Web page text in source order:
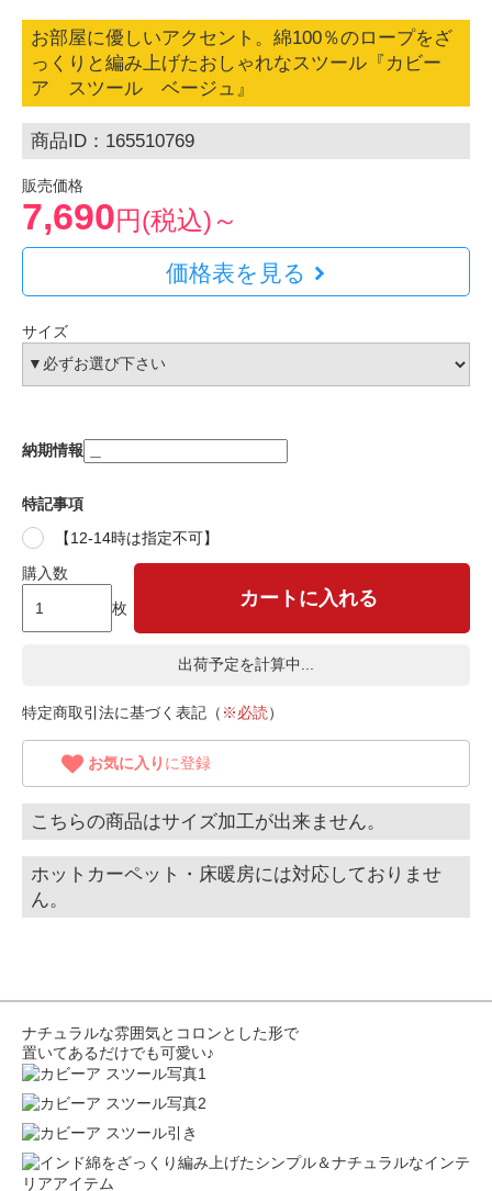
お部屋に優しいアクセント。綿100％のロープをざ
っくりと編み上げたおしゃれなスツール『カビー
ア スツール ベージュ』
商品ID：165510769
販売価格
7,690円(税込)～
価格表を見る
サイズ
納期情報
特記事項
【12-14時は指定不可】
購入数
枚
カートに入れる
出荷予定を計算中...
特定商取引法に基づく表記（ ※必読）
お気に入り に登録
こちらの商品はサイズ加工が出来ません。
ホットカーペット・床暖房には対応しておりませ
ん。
ナチュラルな雰囲気とコロンとした形で
置いてあるだけでも可愛い♪